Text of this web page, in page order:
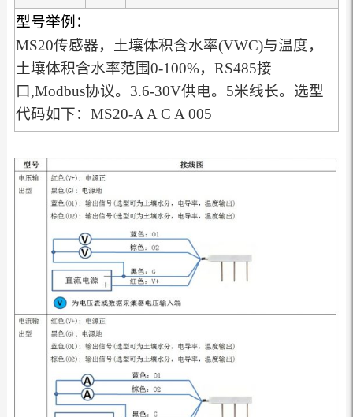
型号举例：
MS20传感器，土壤体积含水率(VWC)与温度，
土壤体积含水率范围0-100%，RS485接
口,Modbus协议。3.6-30V供电。5米线长。选型
代码如下：MS20-A A C A 005